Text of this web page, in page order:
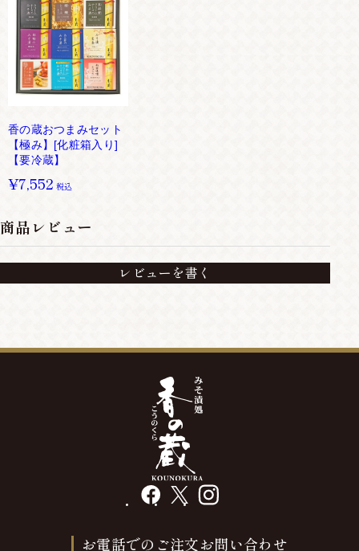
香の蔵おつまみセット
【極み】[化粧箱入り]
【要冷蔵】
¥7,552 税込
商品レビュー
レビューを書く
facebook instagram
お電話でのご注文お問い合わせ